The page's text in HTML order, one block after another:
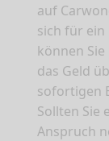
auf
sich für
können
das Geld
sofortigen
Sollten Sie
Anspruch